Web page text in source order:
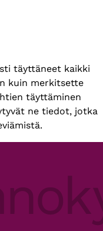
täyttäneet kaikki
kuin merkitsette
täyttäminen
ne tiedot, jotka